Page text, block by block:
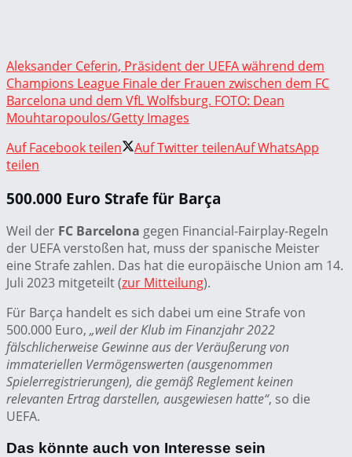
Aleksander Ceferin, Präsident der UEFA während dem
Champions League Finale der Frauen zwischen dem FC
Barcelona und dem VfL Wolfsburg. FOTO: Dean
Mouhtaropoulos/Getty Images
Auf Facebook teilen
Auf Twitter teilenAuf WhatsApp
teilen
500.000 Euro Strafe für Barça
Weil der FC Barcelona gegen Financial-Fairplay-Regeln
der UEFA verstoßen hat, muss der spanische Meister
eine Strafe zahlen. Das hat die europäische Union am 14.
Juli 2023 mitgeteilt (zur Mitteilung).
Für Barça handelt es sich dabei um eine Strafe von
500.000 Euro, „weil der Klub im Finanzjahr 2022
fälschlicherweise Gewinne aus der Veräußerung von
immateriellen Vermögenswerten (ausgenommen
Spielerregistrierungen), die gemäß Reglement keinen
relevanten Ertrag darstellen, ausgewiesen hatte“, so die
UEFA.
Das könnte auch von Interesse sein